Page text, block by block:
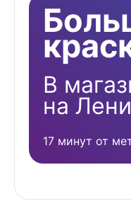
В
на
17 минут от